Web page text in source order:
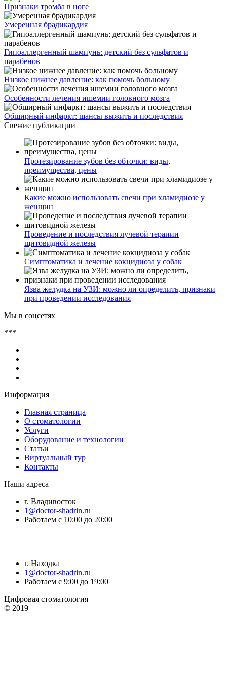
Признаки тромба в ноге
Умеренная брадикардия
Гипоаллергенный шампунь: детский без сульфатов и
парабенов
Низкое нижнее давление: как помочь больному
Особенности лечения ишемии головного мозга
Обширный инфаркт: шансы выжить и последствия
Свежие публикации
Протезирование зубов без обточки: виды,
преимущества, цены
Какие можно использовать свечи при хламидиозе у
женщин
Проведение и последствия лучевой терапии
щитовидной железы
Симптоматика и лечение кокцидиоза у собак
Язва желудка на УЗИ: можно ли определить, признаки
при проведении исследования
Мы в соцсетях
***
Информация
Главная страница
О стоматологии
Услуги
Оборудование и технологии
Статьи
Виртуальный тур
Контакты
Наши адреса
г. Владивосток
1@doctor-shadrin.ru
Работаем с 10:00 до 20:00
г. Находка
1@doctor-shadrin.ru
Работаем с 9:00 до 19:00
Цифровая стоматология
© 2019